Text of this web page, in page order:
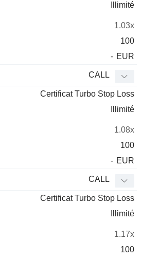
Illimité
1.03x
100
- EUR
CALL
Certificat Turbo Stop Loss
Illimité
1.08x
100
- EUR
CALL
Certificat Turbo Stop Loss
Illimité
1.17x
100